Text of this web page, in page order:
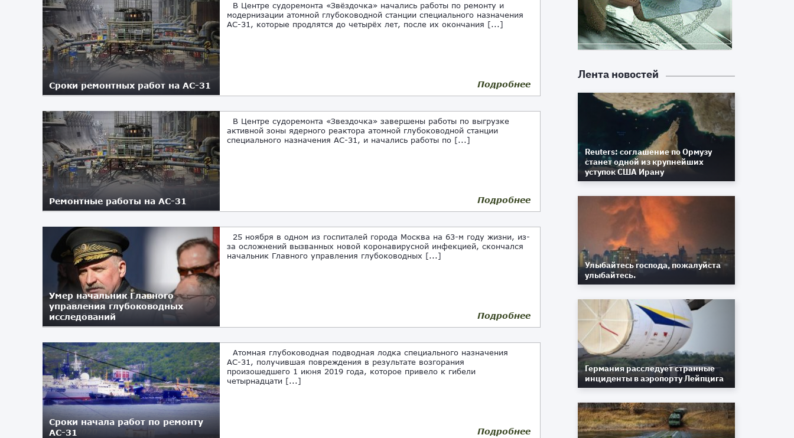
Сроки ремонтных работ на АС-31
В Центре судоремонта «Звёздочка» начались работы по ремонту и
модернизации атомной глубоководной станции специального назначения
АС-31, которые продлятся до четырёх лет, после их окончания [...]
05.04.2021 Подробнее
Ремонтные работы на АС-31
В Центре судоремонта «Звездочка» завершены работы по выгрузке
активной зоны ядерного реактора атомной глубоководной станции
специального назначения АС-31, и начались работы по [...]
31.03.2021 Подробнее
Умер начальник Главного
управления глубоководных
исследований
25 ноября в одном из госпиталей города Москва на 63-м году жизни, из-
за осложнений вызванных новой коронавирусной инфекцией, скончался
начальник Главного управления глубоководных [...]
26.11.2020 Подробнее
Сроки начала работ по ремонту
АС-31
Атомная глубоководная подводная лодка специального назначения
АС-31, получившая повреждения в результате возгорания
произошедшего 1 июня 2019 года, которое привело к гибели
четырнадцати [...]
25.06.2020 Подробнее
Лента новостей
Reuters: соглашение по Ормузу
станет одной из крупнейших
уступок США Ирану
Улыбайтесь господа, пожалуйста
улыбайтесь.
Германия расследует странные
инциденты в аэропорту Лейпцига